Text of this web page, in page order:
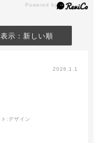
表示：新しい順
2026.1.1
:デザイン